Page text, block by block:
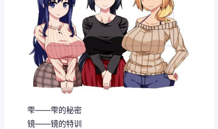
雫——雫的秘密
镜——镜的特训